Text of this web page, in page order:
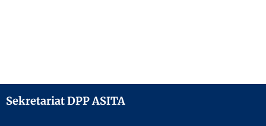
Sekretariat DPP ASITA